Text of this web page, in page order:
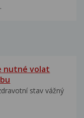
nutné volat
stav vážný